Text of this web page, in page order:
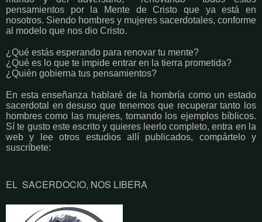
pensamientos por la Mente de Cristo que ya está en
nosotros. Siendo hombres y mujeres sacerdotales, conforme
al modelo que nos dio Cristo.
¿Qué estás esperando para renovar tu mente?
¿Qué es lo que te impide entrar en la tierra prometida?
¿Quién gobierna tus pensamientos?
En esta enseñanza hablaré de la hombría como un estado
sacerdotal en desuso que tenemos que recuperar tanto los
hombres como las mujeres, tomando los ejemplos bíblicos.
Sí te gusto este escrito y quieres leerlo completo, entra en la
web y lee otros estudios allí publicados, compártelo y
suscríbete:
EL SACERDOCIO, NOS LIBERA